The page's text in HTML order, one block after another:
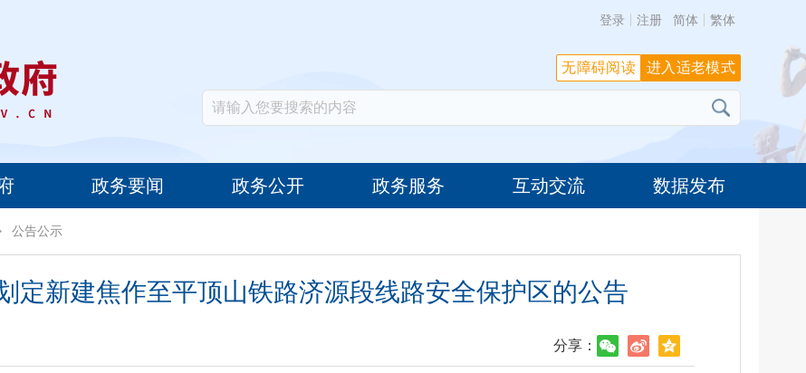
登录 注册 简体 繁体
政务要闻 政务公开 政务服务 互动交流 数据发布
进入适老模式
无障碍阅读
公告公示
定新建焦作至平顶山铁路济源段线路安全保护区的公告
分享：